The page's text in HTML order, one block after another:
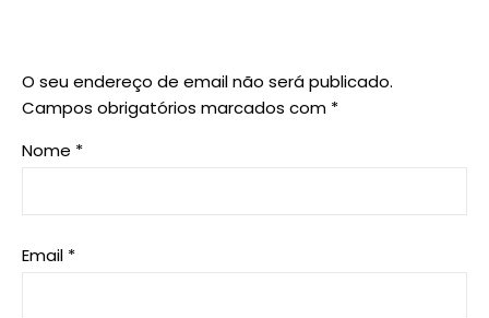
O seu endereço de email não será publicado.
Campos obrigatórios marcados com *
Nome *
Email *